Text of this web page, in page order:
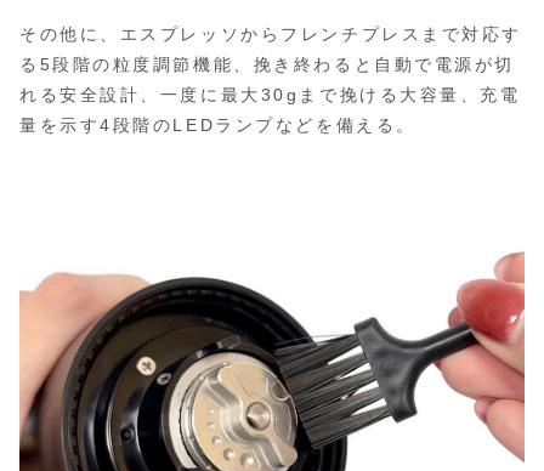
その他に、エスプレッソからフレンチプレスまで対応す
る5段階の粒度調節機能、挽き終わると自動で電源が切
れる安全設計、一度に最大30gまで挽ける大容量、充電
量を示す4段階のLEDランプなどを備える。